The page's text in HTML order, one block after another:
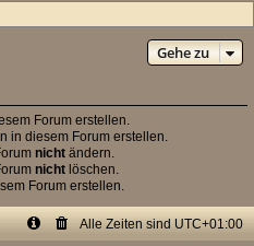
Gehe zu
Forum erstellen.
in diesem Forum erstellen.
nicht ändern.
nicht löschen.
Forum erstellen.
Alle Zeiten sind UTC+01:00